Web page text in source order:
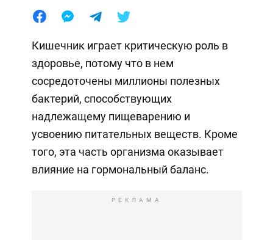
Кишечник играет критическую роль в
здоровье, потому что в нем
сосредоточены миллионы полезных
бактерий, способствующих
надлежащему пищеварению и
усвоению питательных веществ. Кроме
того, эта часть организма оказывает
влияние на гормональный баланс.
РЕКЛАМА